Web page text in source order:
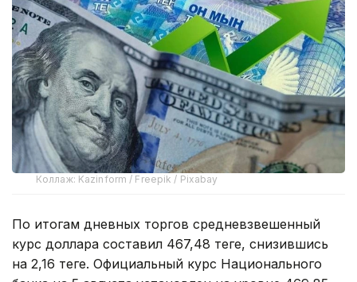
Коллаж: Kazinform / Freepik / Pixabay
По итогам дневных торгов средневзвешенный
курс доллара составил 467,48 теңге, снизившись
на 2,16 теңге. Официальный курс Национального